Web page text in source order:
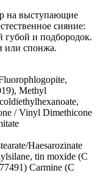
на выступающие
сияние:
губой и подбородок.
или спонжа.
Methyl
/ Vinyl Dimethicone
Haesarozinate
tin moxide (C
Carmine (C